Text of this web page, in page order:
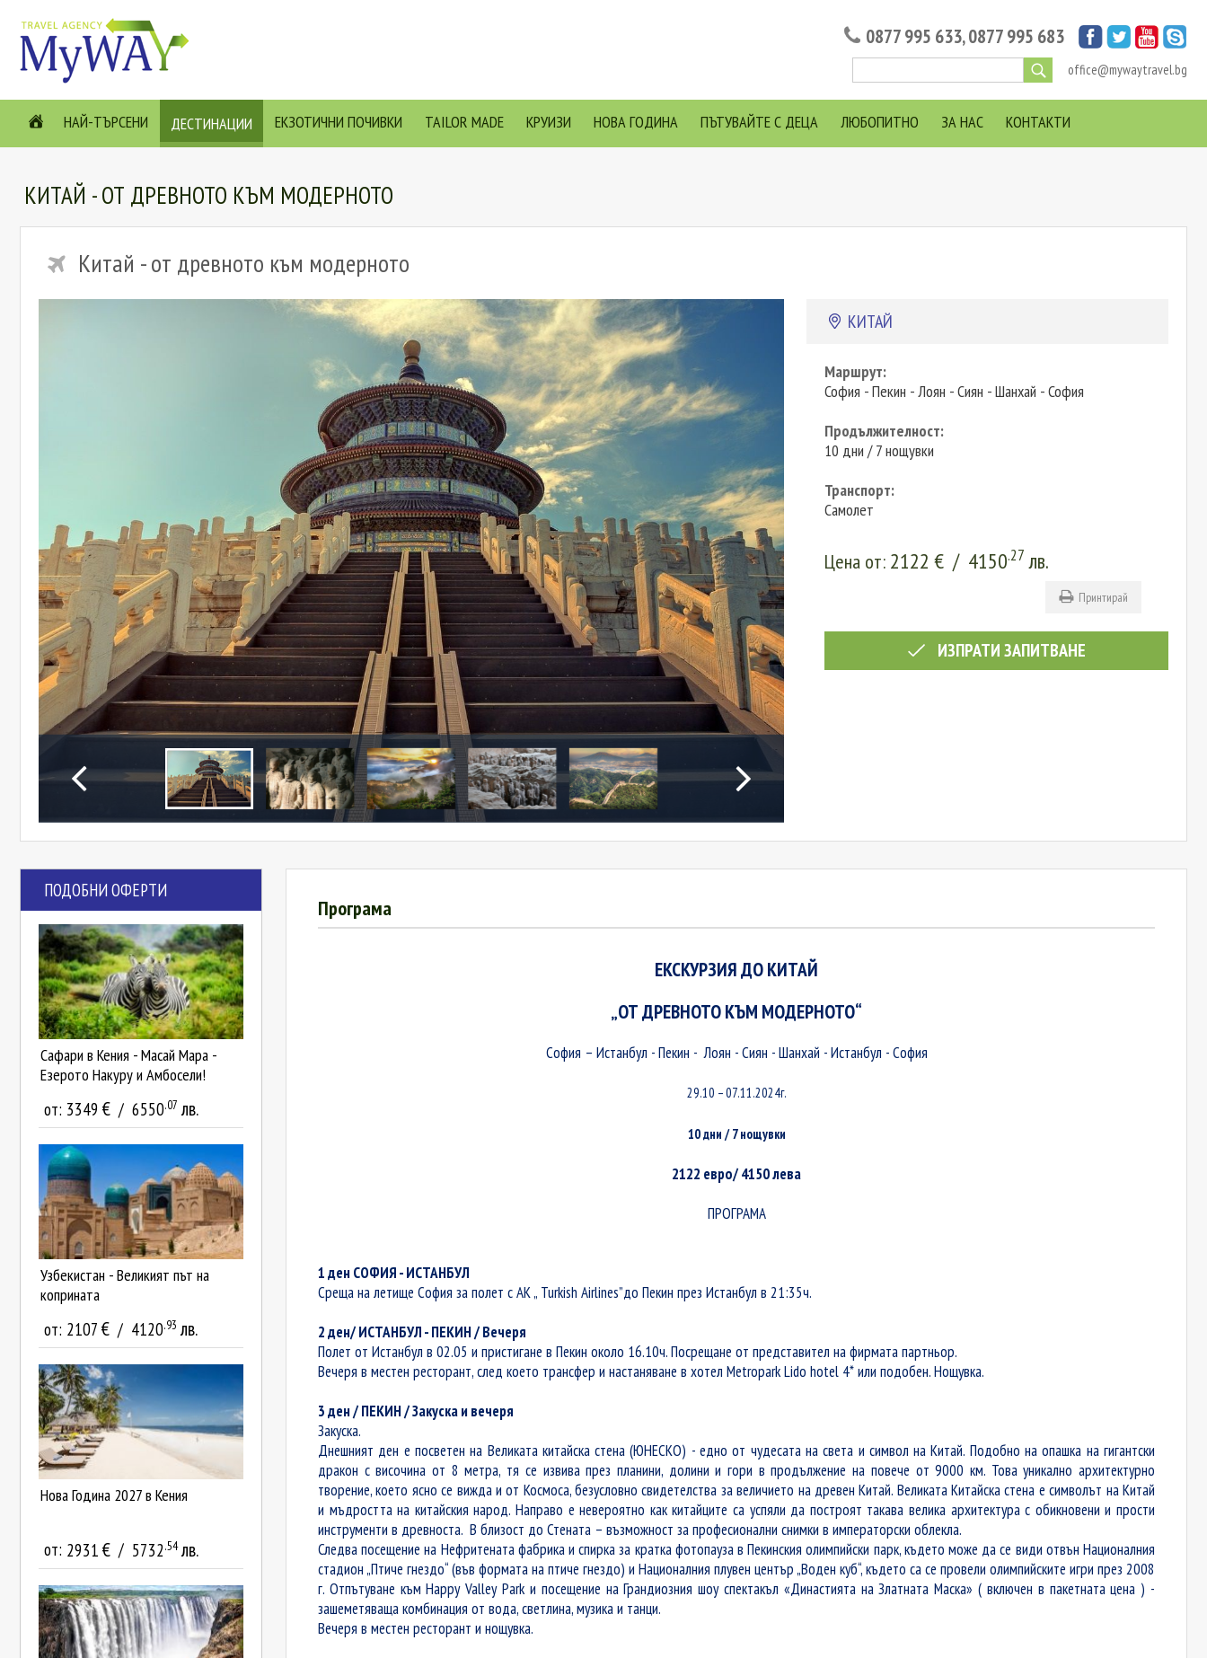
0877 995 633,0877 995 683
office@mywaytravel.bg
НАЙ-ТЪРСЕНИ ДЕСТИНАЦИИ ЕКЗОТИЧНИ ПОЧИВКИ TAILOR MADE КРУИЗИ НОВА ГОДИНА ПЪТУВАЙТЕ С ДЕЦА ЛЮБОПИТНО ЗА НАС КОНТАКТИ
КИТАЙ - ОТ ДРЕВНОТО КЪМ МОДЕРНОТО
Китай - от древното към модерното
КИТАЙ
Маршрут:
София - Пекин - Лоян - Сиян - Шанхай - София
Продължителност:
10 дни / 7 нощувки
Транспорт:
Самолет
Цена от: 2122€ / 4150.27 лв.
Принтирай
ИЗПРАТИ ЗАПИТВАНЕ
ПОДОБНИ ОФЕРТИ
Сафари в Кения - Масай Мара -
Езерото Накуру и Амбосели!
от: 3349 € / 6550.07 лв.
Узбекистан - Великият път на
коприната
от: 2107 € / 4120.93 лв.
Нова Година 2027 в Кения
от: 2931 € / 5732.54 лв.
Програма
ЕКСКУРЗИЯ ДО КИТАЙ
„ОТ ДРЕВНОТО КЪМ МОДЕРНОТО“
София – Истанбул - Пекин - Лоян - Сиян - Шанхай - Истанбул - София
29.10 – 07.11.2024г.
10 дни / 7 нощувки
2122 евро/ 4150 лева
ПРОГРАМА
1 ден СОФИЯ - ИСТАНБУЛ
Среща на летище София за полет с АК „ Turkish Airlines”до Пекин през Истанбул в 21:35ч.
2 ден/ ИСТАНБУЛ - ПЕКИН / Вечеря
Полет от Истанбул в 02.05 и пристигане в Пекин около 16.10ч. Посрещане от представител на фирмата партньор.
Вечеря в местен ресторант, след което трансфер и настаняване в хотелMetropark Lido hotel 4* или подобен. Нощувка.
3 ден / ПЕКИН / Закуска и вечеря
Закуска.
Днешният ден е посветен на Великата китайска стена (ЮНЕСКО) - едно от чудесата на света и символ на Китай. Подобно на опашка на гигантски
дракон с височина от 8 метра, тя се извива през планини, долини и гори в продължение на повече от 9000 км. Това уникално архитектурно
творение, което ясно се вижда и от Космоса, безусловно свидетелства за величието на древен Китай. Великата Китайска стена е символът на Китай
и мъдростта на китайския народ. Направо е невероятно как китайците са успяли да построят такава велика архитектура с обикновени и прости
инструменти в древноста. В близост до Стената – възможност за професионални снимки в императорски облекла.
Следва посещение на Нефритената фабрика и спирка за кратка фотопауза в Пекинския олимпийски парк, където може да се види отвън Националния
стадион „Птиче гнездо“ (във формата на птиче гнездо) и Националния плувен център „Воден куб“, където са се провели олимпийските игри през 2008
г. Отпътуване към Happy Valley Park и посещение на Грандиозния шоу спектакъл «Династията на Златната Маска» ( включен в пакетната цена ) -
зашеметяваща комбинация от вода, светлина, музика и танци.
Вечеря в местен ресторант и нощувка.